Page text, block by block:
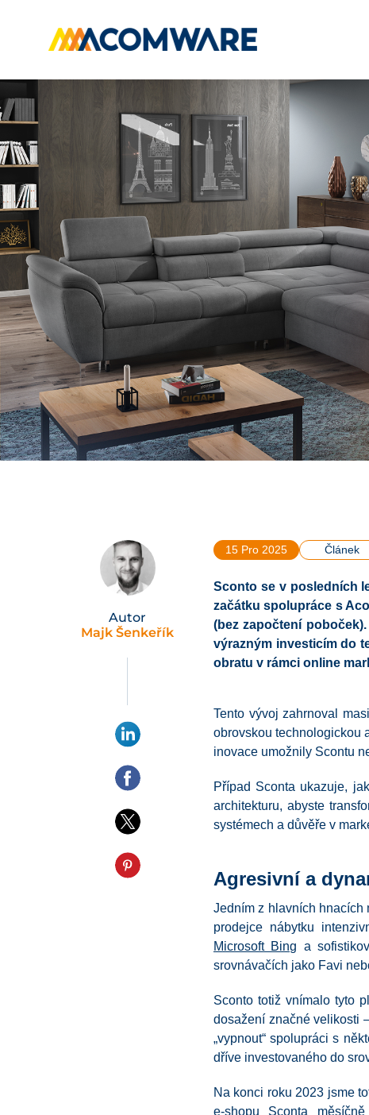
Autor
Majk Šenkeřík
15 Pro 2025 Článek
Sconto se v posledních
začátku spolupráce s
(bez započtení
výrazným investicím do
obratu v rámci online
Tento vývoj zahrnoval
obrovskou technologickou
inovace umožnily Scontu
Případ Sconta ukazuje,
architekturu, abyste
systémech a důvěře v
Agresivní a
Jedním z hlavních hnacích
prodejce nábytku
Microsoft Bing a
srovnávačích jako Favi
Sconto totiž vnímalo tyto
dosažení značné velikosti
„vypnout“ spolupráci s
dříve investovaného do
Na konci roku 2023 jsme
e-shopu Sconta